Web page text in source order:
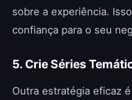
sobre a experiência.
confiança para o seu
5. Crie Séries
Outra estratégia eficaz